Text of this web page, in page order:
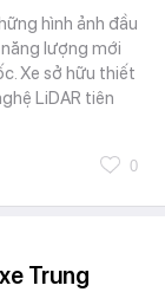
hình ảnh đầu
lượng mới
Xe sở hữu thiết
LiDAR tiên
0
Trung